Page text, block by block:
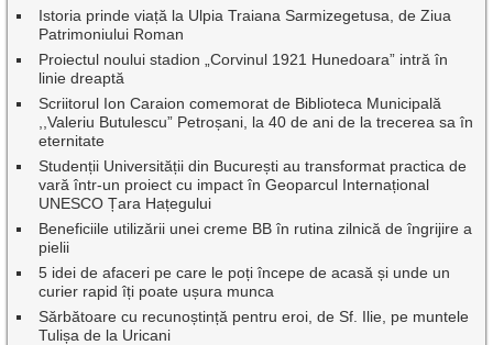
Istoria prinde viață la Ulpia Traiana Sarmizegetusa, de Ziua
Patrimoniului Roman
Proiectul noului stadion „Corvinul 1921 Hunedoara” intră în
linie dreaptă
Scriitorul Ion Caraion comemorat de Biblioteca Municipală
,,Valeriu Butulescu” Petroșani, la 40 de ani de la trecerea sa în
eternitate
Studenții Universității din București au transformat practica de
vară într-un proiect cu impact în Geoparcul Internațional
UNESCO Țara Hațegului
Beneficiile utilizării unei creme BB în rutina zilnică de îngrijire a
pielii
5 idei de afaceri pe care le poți începe de acasă și unde un
curier rapid îți poate ușura munca
Sărbătoare cu recunoștință pentru eroi, de Sf. Ilie, pe muntele
Tulișa de la Uricani